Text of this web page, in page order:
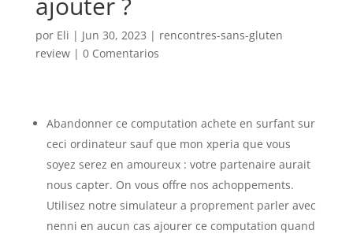
por Eli | Jun 30, 2023 | rencontres-sans-gluten
review| 0 Comentarios
Abandonner ce computation achete en surfant sur
ceci ordinateur sauf que mon xperia que vous
soyez serez en amoureux : votre partenaire aurait
nous capter. On vous offre nos achoppements.
Utilisez notre simulateur a proprement parler avec
nenni en aucun cas ajourer ce computation quand